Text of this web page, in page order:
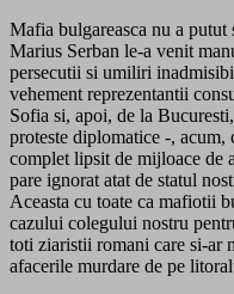
Mafia bulgareasca nu a
Marius Serban le-a venit
persecutii si umiliri
vehement reprezentantii
Sofia si, apoi, de la
proteste diplomatice -, acum,
complet lipsit de mijloace de
pare ignorat atat de statul
Aceasta cu toate ca mafiotii
cazului colegului nostru
toti ziaristii romani care si-ar
afacerile murdare de pe